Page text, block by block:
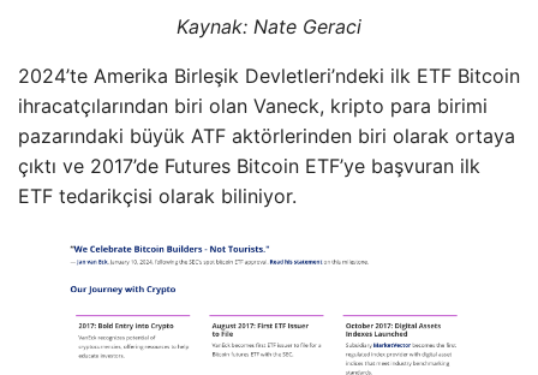
Kaynak: Nate Geraci
2024’te Amerika Birleşik Devletleri’ndeki ilk ETF Bitcoin
ihracatçılarından biri olan Vaneck, kripto para birimi
pazarındaki büyük ATF aktörlerinden biri olarak ortaya
çıktı ve 2017’de Futures Bitcoin ETF’ye başvuran ilk
ETF tedarikçisi olarak biliniyor.